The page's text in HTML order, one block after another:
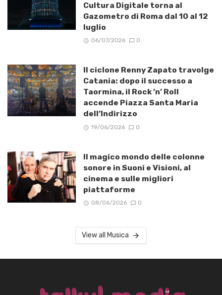
Cultura Digitale torna al
Gazometro di Roma dal 10 al 12
luglio
06/07/2026 0
Il ciclone Renny Zapato travolge
Catania: dopo il successo a
Taormina, il Rock ’n’ Roll
accende Piazza Santa Maria
dell’Indirizzo
19/06/2026 0
Il magico mondo delle colonne
sonore in Suoni e Visioni, al
cinema e sulle migliori
piattaforme
08/06/2026 0
View all Musica